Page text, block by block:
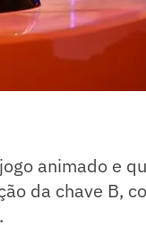
animado e
da chave B,